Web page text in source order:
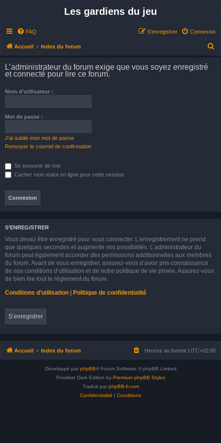
Les gardiens du jeu
FAQ Connexion
S’enregistrer
Accueil Index du forum
L’administrateur du forum exige que vous soyez enregistré
et connecté pour lire ce forum.
Nom d’utilisateur :
Mot de passe :
J’ai oublié mon mot de passe
Renvoyer le courriel de confirmation
Se souvenir de moi
Cacher mon statut en ligne pour cette session
S’ENREGISTRER
Vous devez être enregistré pour vous connecter. L’enregistrement ne prend
que quelques secondes et augmente vos possibilités. L’administrateur du
forum peut également accorder des permissions additionnelles aux membres
du forum. Avant de vous enregistrer, assurez-vous d’avoir pris connaissance
de nos conditions d’utilisation et de notre politique de vie privée. Assurez-vous
de bien lire tout le règlement du forum.
Conditions d’utilisation | Politique de confidentialité
S’enregistrer
Accueil Index du forum Heures au format UTC+02:00
Développé par phpBB® Forum Software © phpBB Limited
Prosilver Dark Edition by Premium phpBB Styles
Traduit par phpBB-fr.com
Confidentialité | Conditions